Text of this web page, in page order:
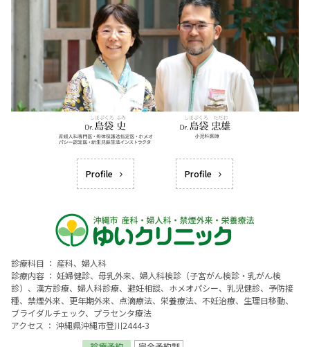
Profile Profile
診療科目 ： 産科、婦人科
診療内容 ： 妊婦健診、母乳外来、婦人科検診（子宮がん検診・乳がん検
診）、漢方診療、婦人科診療、避妊相談、ホメオパシー、乳児健診、予防接
種、禁煙外来、更年期外来、点滴療法、栄養療法、不妊治療、生理日移動、
ブライダルチェック、プラセンタ療法
アクセス ： 沖縄県沖縄市登川2444-3